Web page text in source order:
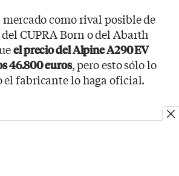
mercado como rival posible de
CUPRA Born o del Abarth
el precio del Alpine A290 EV
46.800 euros, pero esto sólo lo
el fabricante lo haga oficial.